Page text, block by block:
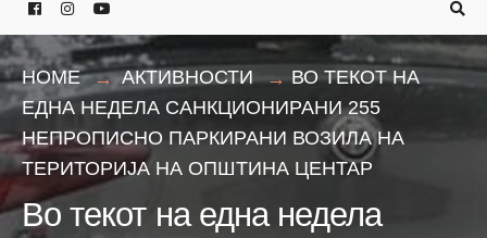
HOME АКТИВНОСТИ
ВО ТЕКОТ НА
ЕДНА НЕДЕЛА САНКЦИОНИРАНИ 255
НЕПРОПИСНО ПАРКИРАНИ ВОЗИЛА НА
ТЕРИТОРИЈА НА ОПШТИНА ЦЕНТАР
Во текот на една недела